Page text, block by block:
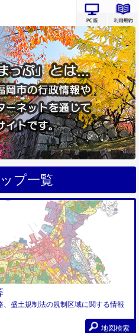
PC版サ
プ一覧
盛土規制法の規制区域に関する情報
地図検索